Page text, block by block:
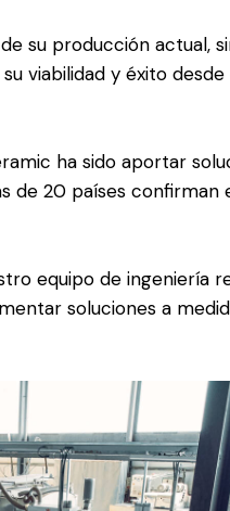
su producción actual,
viabilidad y éxito
ha sido aportar
de 20 países confirman
equipo de ingeniería
soluciones a